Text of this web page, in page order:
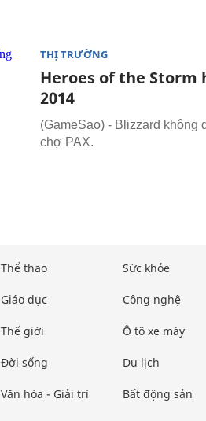
THỊ TRƯỜNG
Heroes of the Storm
2014
(GameSao) - Blizzard không
chợ PAX.
Thể thao
Giáo dục
Thế giới
Đời sống
Văn hóa - Giải trí
Sức khỏe
Công nghệ
Ô tô xe máy
Du lịch
Bất động sản